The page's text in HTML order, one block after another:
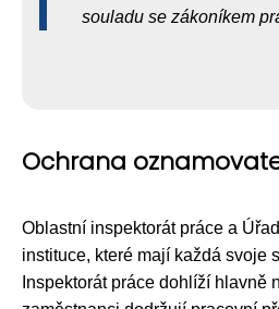
souladu se zákoníkem
Ochrana
Oblastní inspektorát práce a
instituce, které mají každá svoje
Inspektorát práce dohlíží hlavně